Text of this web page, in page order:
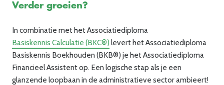
Verder groeien?
In combinatie met het Associatiediploma
Basiskennis Calculatie (BKC®) leverthet Associatiediploma
Basiskennis Boekhouden (BKB®) je hetAssociatiediploma
Financieel Assistent op. Een logische stap als je een
glanzende loopbaan in de administratieve sector ambieert!